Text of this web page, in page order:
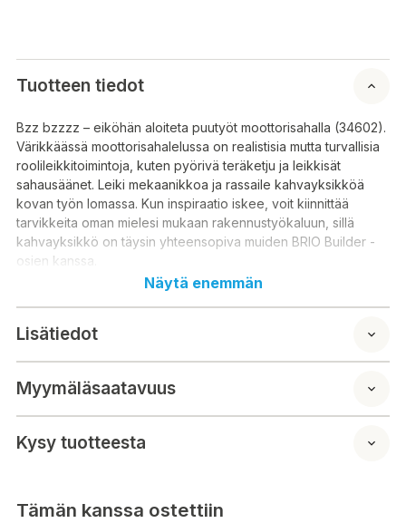
Tuotteen tiedot
Bzz bzzzz – eiköhän aloiteta puutyöt moottorisahalla (34602).
Värikkäässä moottorisahalelussa on realistisia mutta turvallisia
roolileikkitoimintoja, kuten pyörivä teräketju ja leikkisät
sahausäänet. Leiki mekaanikkoa ja rassaile kahvayksikköä
kovan työn lomassa. Kun inspiraatio iskee, voit kiinnittää
tarvikkeita oman mielesi mukaan rakennustyökaluun, sillä
kahvayksikkö on täysin yhteensopiva muiden BRIO Builder -
osien kanssa.
Näytä enemmän
Lisätiedot
Myymäläsaatavuus
Kysy tuotteesta
Tämän kanssa ostettiin